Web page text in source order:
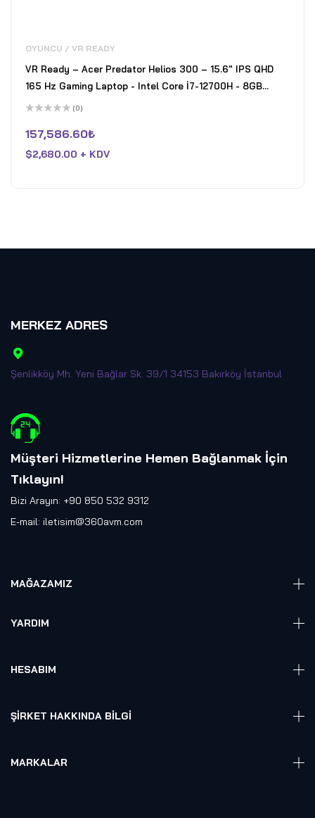
OYUNCU / VR READY
VR Ready – Acer Predator Helios 300 – 15.6" IPS QHD
165 Hz Gaming Laptop - Intel Core İ7-12700H - 8GB
Nvidia GeForce RTX 3070 - 16GB DDR5 RAM - 1TB PCIe 3
üzerinden
0
aldı
(0)
157,586.60₺
$2,680.00 + KDV
MERKEZ ADRES
Şenlikköy Mh. Yeni Bağlar Sk. 39/1 34153 Bakırköy İstanbul
Müşteri Hizmetlerine Hemen Bağlanmak İçin
Tıklayın!
Bizi Arayın: +90 850 532 9312
E-mail: iletisim@360avm.com
MAĞAZAMIZ
VR Ready PC
Elektronik
YARDIM
HESABIM
Sepet
ŞIRKET HAKKINDA BILGI
Referanslarımız
MARKALAR